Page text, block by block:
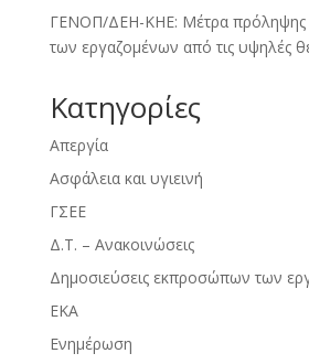
ΓΕΝΟΠ/ΔΕΗ-ΚΗΕ: Μέτρα πρόληψης
των εργαζομένων από τις υψηλές
Kατηγορίες
Απεργία
Ασφάλεια και υγιεινή
ΓΣΕΕ
Δ.Τ. – Ανακοινώσεις
Δημοσιεύσεις εκπροσώπων των
ΕΚΑ
Ενημέρωση